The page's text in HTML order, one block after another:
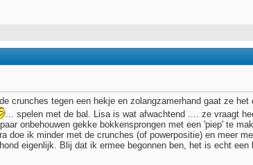
crunches tegen een hekje en zolangzamerhand gaat ze
... spelen met de bal. Lisa is wat afwachtend .... ze vraagt
onbehouwen gekke bokkensprongen met een 'piep' te
doe ik minder met de crunches (of powerpositie) en meer
eigenlijk. Blij dat ik ermee begonnen ben, het is echt